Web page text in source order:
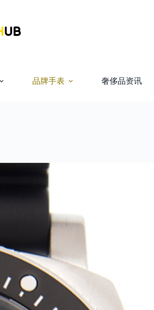
品牌手表 奢侈品资讯